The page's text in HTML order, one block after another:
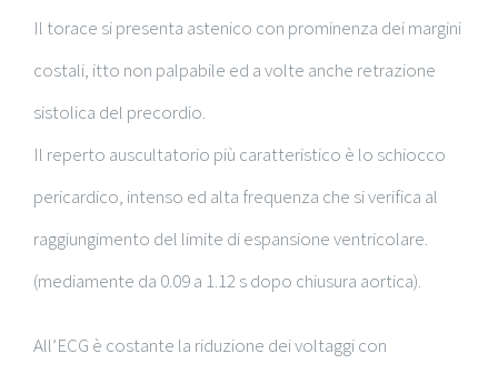
Il torace si presenta astenico con prominenza dei margini
costali, itto non palpabile ed a volte anche retrazione
sistolica del precordio.
Il reperto auscultatorio più caratteristico è lo schiocco
pericardico, intenso ed alta frequenza che si verifica al
raggiungimento del limite di espansione ventricolare.
(mediamente da 0.09 a 1.12 s dopo chiusura aortica).
All’ECG è costante la riduzione dei voltaggi con